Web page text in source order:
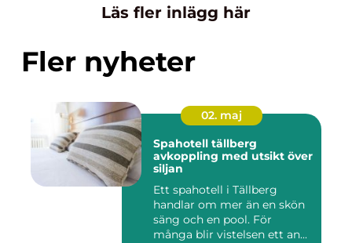
Läs fler inlägg här
Fler nyheter
02. maj
Spahotell tällberg
avkoppling med utsikt över
siljan
Ett spahotell i Tällberg
handlar om mer än en skön
säng och en pool. För
många blir vistelsen ett an...